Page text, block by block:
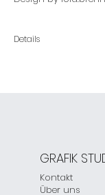
Details
Farben können je
Grösse
GRAFIK
Kontakt
Über uns